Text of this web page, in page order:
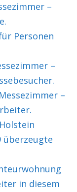
–
Personen
–
–
überzeugte
in diesem